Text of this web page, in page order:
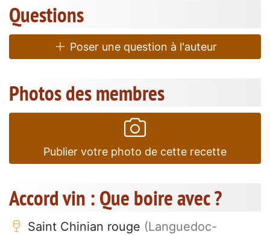
Questions
Poser une question à l'auteur
Photos des membres
Publier votre photo de cette recette
Accord vin : Que boire avec ?
Saint Chinian rouge (Languedoc-